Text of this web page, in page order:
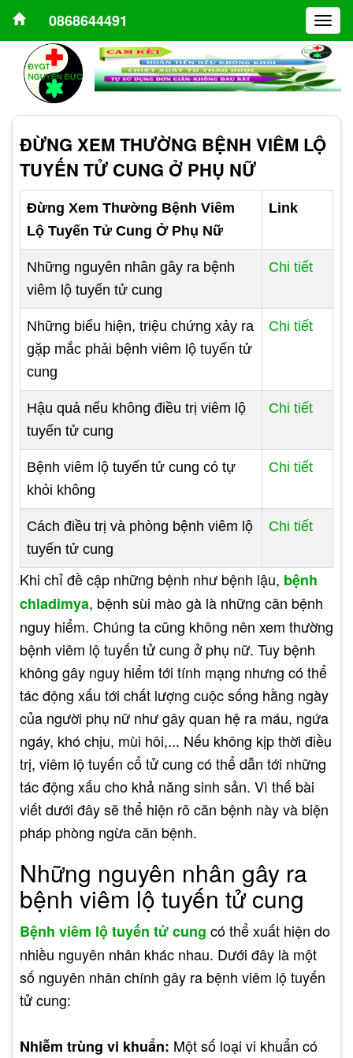
0868644491
ĐỪNG XEM THƯỜNG BỆNH VIÊM LỘ
TUYẾN TỬ CUNG Ở PHỤ NỮ
Đừng Xem Thường Bệnh Viêm
Lộ Tuyến Tử Cung Ở Phụ Nữ
Link
Những nguyên nhân gây ra bệnh
viêm lộ tuyến tử cung
Chi tiết
Những biểu hiện, triệu chứng xảy ra
gặp mắc phải bệnh viêm lộ tuyến tử
cung
Chi tiết
Hậu quả nếu không điều trị viêm lộ
tuyến tử cung
Chi tiết
Bệnh viêm lộ tuyến tử cung có tự
khỏi không
Chi tiết
Cách điều trị và phòng bệnh viêm lộ
tuyến tử cung
Chi tiết
Khi chỉ đề cập những bệnh như bệnh lậu, bệnh
chladimya, bệnh sùi mào gà là những căn bệnh
nguy hiểm. Chúng ta cũng không nên xem thường
bệnh viêm lộ tuyến tử cung ở phụ nữ. Tuy bệnh
không gây nguy hiểm tới tính mạng nhưng có thể
tác động xấu tới chất lượng cuộc sống hằng ngày
của người phụ nữ như gây quan hệ ra máu, ngứa
ngáy, khó chịu, mùi hôi,... Nếu không kịp thời điều
trị, viêm lộ tuyến cổ tử cung có thể dẫn tới những
tác động xấu cho khả năng sinh sản. Vì thế bài
viết dưới đây sẽ thể hiện rõ căn bệnh này và biện
pháp phòng ngừa căn bệnh.
Những nguyên nhân gây ra
bệnh viêm lộ tuyến tử cung
Bệnh viêm lộ tuyến tử cung có thể xuất hiện do
nhiều nguyên nhân khác nhau. Dưới đây là một
số nguyên nhân chính gây ra bệnh viêm lộ tuyến
tử cung:
Nhiễm trùng vi khuẩn: Một số loại vi khuẩn có